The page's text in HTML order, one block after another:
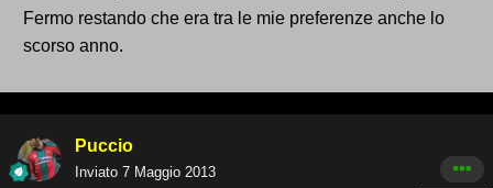
Fermo restando che era tra le mie preferenze anche lo
scorso anno.
Puccio
Inviato 7 Maggio 2013